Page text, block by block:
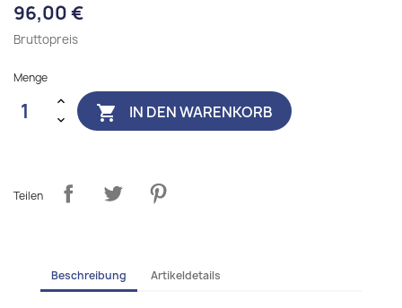
96,00 €
Bruttopreis
Menge
 IN DEN WARENKORB
Teilen
Beschreibung Artikeldetails